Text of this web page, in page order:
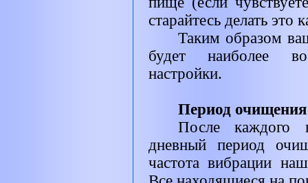
старайтесь делать
Таким образом
будет наиболее
настройки.
Период
После каждого
дневный период
частота вибрации